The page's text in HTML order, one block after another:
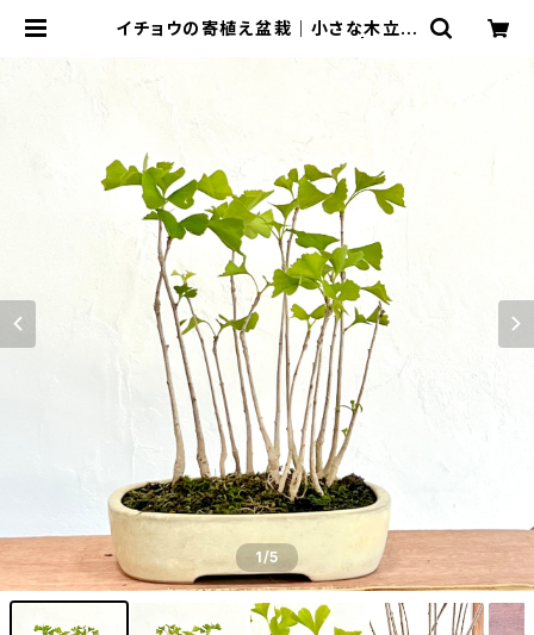
イチョウの寄植え盆栽｜小さな木立を
SAI Labo ウェブショップ
1/5